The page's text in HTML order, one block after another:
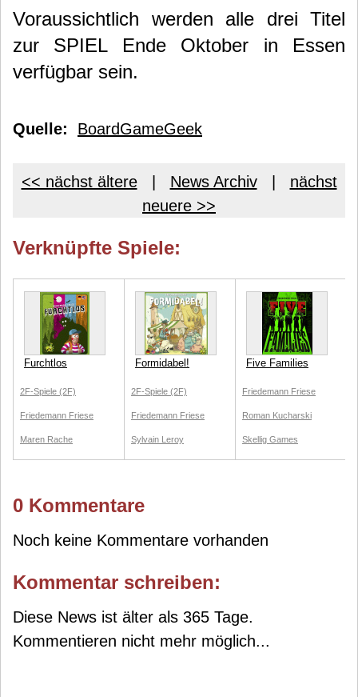
Voraussichtlich werden alle drei Titel
zur SPIEL Ende Oktober in Essen
verfügbar sein.
Quelle: BoardGameGeek
<< nächst ältere| News Archiv| nächst
neuere >>
Verknüpfte Spiele:
Furchtlos
2F-Spiele (2F)
Friedemann Friese
Maren Rache
Formidabel!
2F-Spiele (2F)
Friedemann Friese
Sylvain Leroy
Five Families
Friedemann Friese
Roman Kucharski
Skellig Games
0 Kommentare
Noch keine Kommentare vorhanden
Kommentar schreiben:
Diese News ist älter als 365 Tage.
Kommentieren nicht mehr möglich...